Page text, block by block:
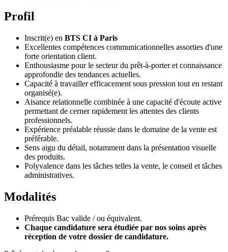
Profil
Inscrit(e) en BTS CI à Paris
Excellentes compétences communicationnelles assorties d'une
forte orientation client.
Enthousiasme pour le secteur du prêt-à-porter et connaissance
approfondie des tendances actuelles.
Capacité à travailler efficacement sous pression tout en restant
organisé(e).
Aisance relationnelle combinée à une capacité d'écoute active
permettant de cerner rapidement les attentes des clients
professionnels.
Expérience préalable réussie dans le domaine de la vente est
préférable.
Sens aigu du détail, notamment dans la présentation visuelle
des produits.
Polyvalence dans les tâches telles la vente, le conseil et tâches
administratives.
Modalités
Prérequis Bac valide / ou équivalent.
Chaque candidature sera étudiée par nos soins après
réception de votre dossier de candidature.